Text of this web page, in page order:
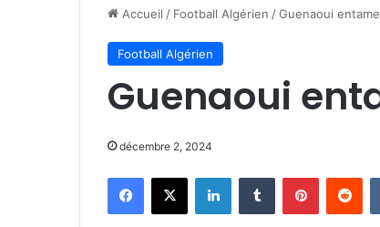
Accueil / Football Algérien /Guenaoui
Football Algérien
Guenaoui
décembre 2, 2024
Facebook
X LinkedinTumblr Pinterest